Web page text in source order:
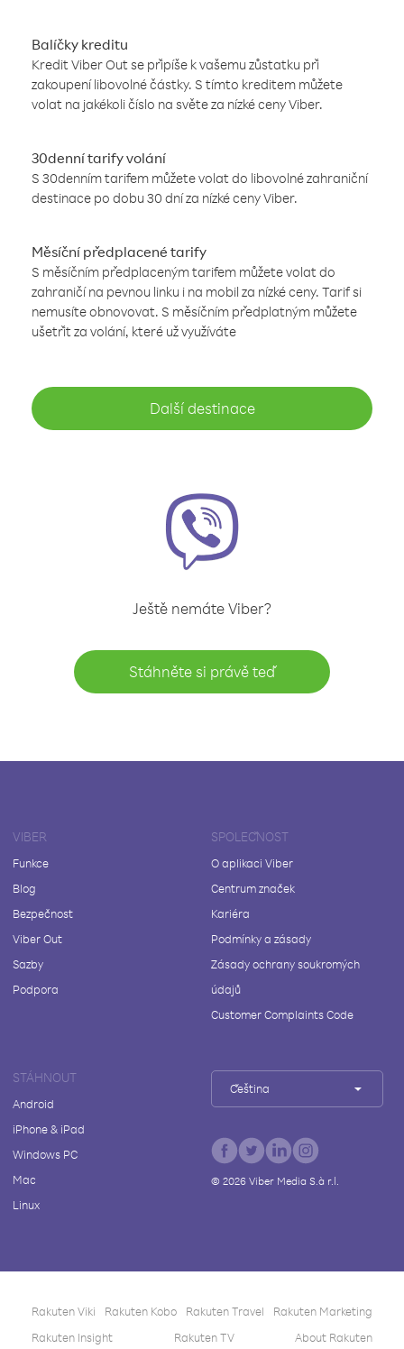
Balíčky kreditu
Kredit Viber Out se připíše k vašemu zůstatku při
zakoupení libovolné částky. S tímto kreditem můžete
volat na jakékoli číslo na světe za nízké ceny Viber.
30denní tarify volání
S 30denním tarifem můžete volat do libovolné zahraniční
destinace po dobu 30 dní za nízké ceny Viber.
Měsíční předplacené tarify
S měsíčním předplaceným tarifem můžete volat do
zahraničí na pevnou linku i na mobil za nízké ceny. Tarif si
nemusíte obnovovat. S měsíčním předplatným můžete
ušetřit za volání, které už využíváte
Další destinace
Ještě nemáte Viber?
Stáhněte si právě teď
VIBER
Funkce
Blog
Bezpečnost
Viber Out
Sazby
Podpora
SPOLEČNOST
O aplikaci Viber
Centrum značek
Kariéra
Podmínky a zásady
Zásady ochrany soukromých
údajů
Customer Complaints Code
STÁHNOUT
Android
iPhone & iPad
Windows PC
Mac
Linux
Čeština
© 2026Viber Media S.à r.l.
Rakuten Viki Rakuten Kobo Rakuten Travel
Rakuten Marketing
Rakuten Insight
Rakuten TV About Rakuten